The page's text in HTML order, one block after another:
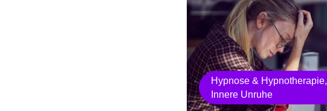
Hypnose & Hypnotherapie,
Innere Unruhe